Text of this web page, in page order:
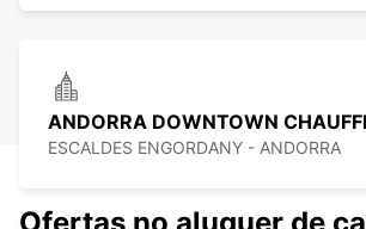
ANDORRA DOWNTOWN
ESCALDES ENGORDANY - ANDORRA